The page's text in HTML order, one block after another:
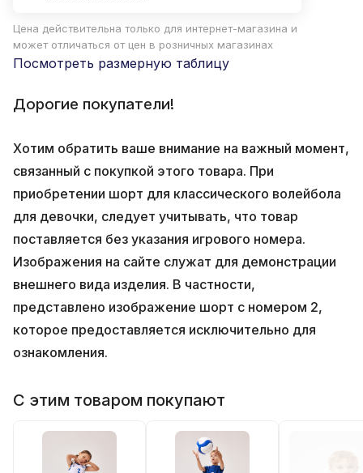
Цена действительна только для интернет-магазина и
может отличаться от цен в розничных магазинах
Посмотреть размерную таблицу
Дорогие покупатели!
Хотим обратить ваше внимание на важный момент,
связанный с покупкой этого товара. При
приобретении шорт для классического волейбола
для девочки, следует учитывать, что товар
поставляется без указания игрового номера.
Изображения на сайте служат для демонстрации
внешнего вида изделия. В частности,
представлено изображение шорт с номером 2,
которое предоставляется исключительно для
ознакомления.
С этим товаром покупают